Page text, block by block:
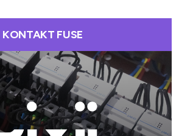
KONTAKT FUSE